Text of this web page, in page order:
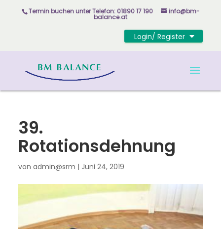
Termin buchen unterTelefon: 01890 17 190 info@bm-
balance.at
Login/ Register
39.
Rotationsdehnung
vonadmin@srm | Juni 24, 2019